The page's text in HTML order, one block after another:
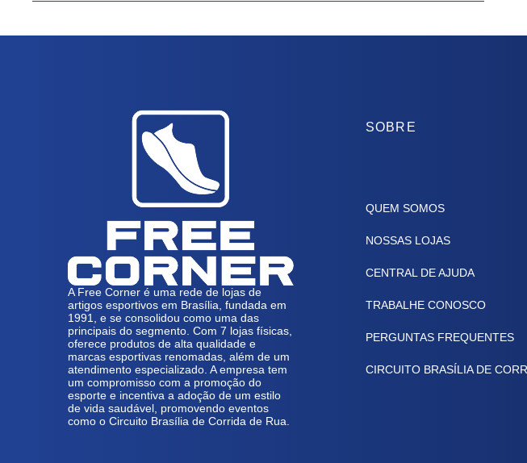
A Free Corner é uma rede de lojas de
artigos esportivos em Brasília, fundada em
1991, e se consolidou como uma das
principais do segmento. Com 7 lojas físicas,
oferece produtos de alta qualidade e
marcas esportivas renomadas, além de um
atendimento especializado. A empresa tem
um compromisso com a promoção do
esporte e incentiva a adoção de um estilo
de vida saudável, promovendo eventos
como o Circuito Brasília de Corrida de Rua.
SOBRE
QUEM SOMOS
NOSSAS LOJAS
CENTRAL DE AJUDA
TRABALHE CONOSCO
PERGUNTAS FREQUENTES
CIRCUITO BRASÍLIA DE